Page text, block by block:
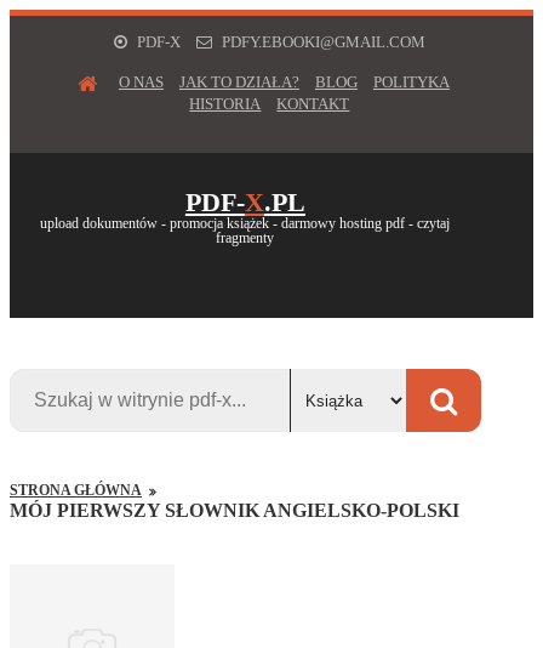
PDF-X PDFY.EBOOKI@GMAIL.COM
O NAS JAK TO DZIAŁA? BLOG
POLITYKA
HISTORIA
KONTAKT
PDF-X.PL
upload dokumentów - promocja książek - darmowy hosting pdf - czytaj
fragmenty
STRONA GŁÓWNA
MÓJ PIERWSZY SŁOWNIK ANGIELSKO-POLSKI